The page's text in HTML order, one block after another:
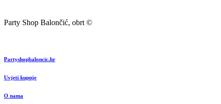
Party Shop Balončić, obrt ©
Partyshopbaloncic.hr
Uvjeti kupnje
O nama